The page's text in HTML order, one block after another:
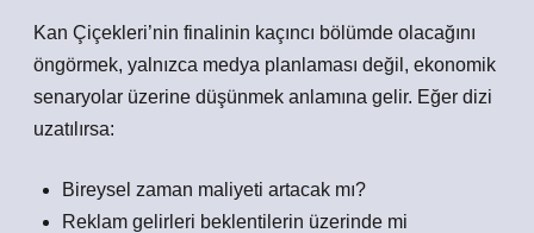
Kan Çiçekleri’nin finalinin kaçıncı bölümde olacağını
öngörmek, yalnızca medya planlaması değil, ekonomik
senaryolar üzerine düşünmek anlamına gelir. Eğer dizi
uzatılırsa:
Bireysel zaman maliyeti artacak mı?
Reklam gelirleri beklentilerin üzerinde mi